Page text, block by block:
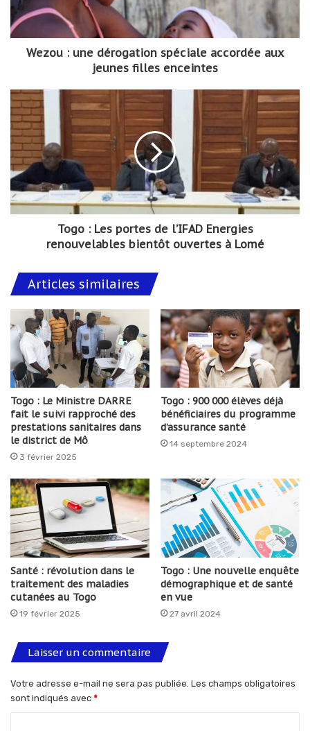
Wezou : une dérogation spéciale accordée aux
jeunes filles enceintes
Togo : Les portes de l’IFAD Energies
renouvelables bientôt ouvertes à Lomé
Articles similaires
Togo : Le Ministre DARRE
fait le suivi rapproché des
prestations sanitaires dans
le district de Mô
3 février 2025
Togo : 900 000 élèves déjà
bénéficiaires du programme
d’assurance santé
14 septembre 2024
Santé : révolution dans le
traitement des maladies
cutanées au Togo
19 février 2025
Togo : Une nouvelle enquête
démographique et de santé
en vue
27 avril 2024
Laisser un commentaire
Votre adresse e-mail ne sera pas publiée. Les champs obligatoires
sont indiqués avec *